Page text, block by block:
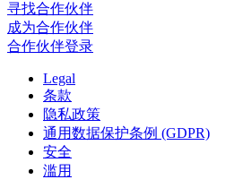
寻找合作伙伴
成为合作伙伴
合作伙伴登录
Legal
条款
隐私政策
通用数据保护条例 (GDPR)
安全
滥用